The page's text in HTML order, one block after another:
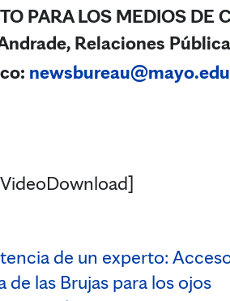
PARA LOS MEDIOS DE
Relaciones
newsbureau@mayo.edu
de un experto:
de las Brujas para los ojos